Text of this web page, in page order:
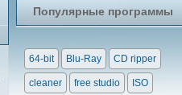
Популярные программы
64-bit Blu-Ray CD ripper
cleaner free studio ISO